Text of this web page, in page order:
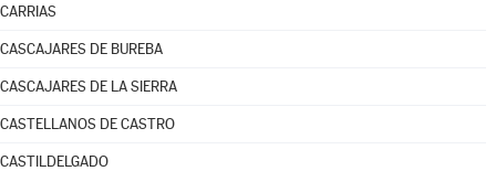
CARRIAS
CASCAJARES DE BUREBA
CASCAJARES DE LA SIERRA
CASTELLANOS DE CASTRO
CASTILDELGADO